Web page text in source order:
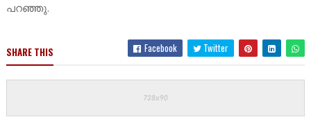
പറഞ്ഞു.
SHARE THIS Facebook Twitter